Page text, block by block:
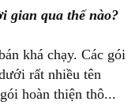
gian qua thế nào?
khá chạy. Các gói
rất nhiều tên
hoàn thiện thô...